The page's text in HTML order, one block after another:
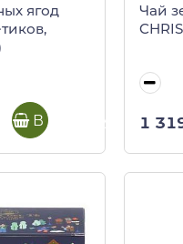
ягод
В корзину
Чай
1